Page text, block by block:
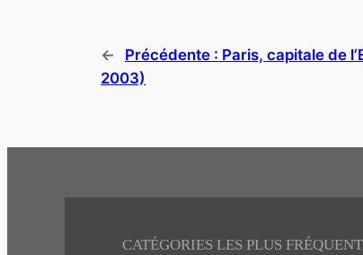
← Précédente : Paris, capitale de
2003)
CATÉGORIES LES PLUS